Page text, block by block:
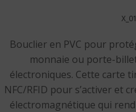
Bouclier en PVC pour
monnaie ou porte-
électroniques. Cette carte
NFC/RFID pour s’activer et
électromagnétique qui